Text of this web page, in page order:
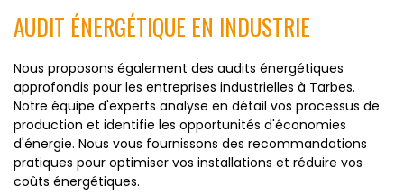
AUDIT ÉNERGÉTIQUE EN INDUSTRIE
Nous proposons également des audits énergétiques
approfondis pour les entreprises industrielles à Tarbes.
Notre équipe d'experts analyse en détail vos processus de
production et identifie les opportunités d'économies
d'énergie. Nous vous fournissons des recommandations
pratiques pour optimiser vos installations et réduire vos
coûts énergétiques.